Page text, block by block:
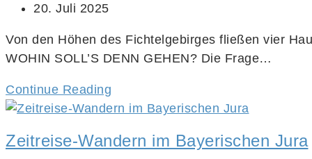
20. Juli 2025
Von den Höhen des Fichtelgebirges fließen vier
WOHIN SOLL’S DENN GEHEN? Die Frage…
Continue Reading
Zeitreise-Wandern im Bayerischen Jura